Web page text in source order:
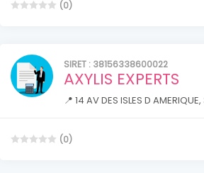
(0)
SIRET : 38156338600022
AXYLIS EXPERTS
📍 14 AV DES ISLES D
(0)